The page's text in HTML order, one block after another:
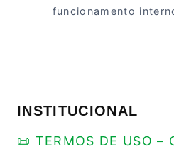
funcionamento
INSTITUCIONAL
📜 TERMOS DE USO –